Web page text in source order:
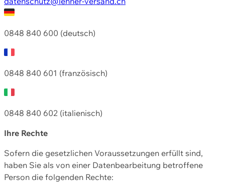
0848 840 600 (deutsch)
0848 840 601 (französisch)
0848 840 602 (italienisch)
Ihre Rechte
Sofern die gesetzlichen Voraussetzungen erfüllt sind,
haben Sie als von einer Datenbearbeitung betroffene
Person die folgenden Rechte: